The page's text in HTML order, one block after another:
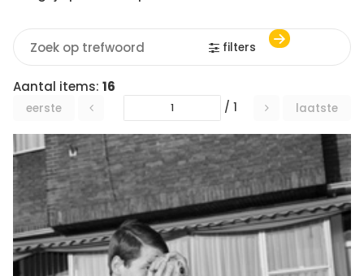
filters
Aantal items: 16
eerste / 1 laatste